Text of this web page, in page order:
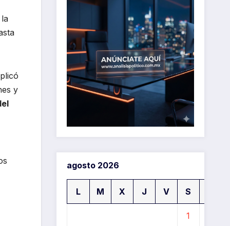
y
agosto 2026
L M X J V S
1